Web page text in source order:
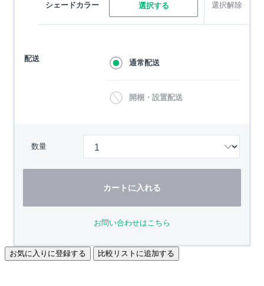
シェードカラー 選択する 選択解除
配送 通常配送
開梱・設置配送
数量
カートに入れる
お問い合わせはこちら
お気に入りに登録する 比較リストに追加する